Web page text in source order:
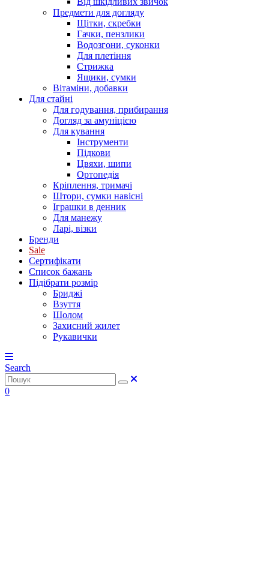
Предмети для догляду
Щітки, скребки
Гачки, пензлики
Водозгони, суконки
Для плетіння
Стрижка
Ящики, сумки
Вітаміни, добавки
Для стайні
Для годування, прибирання
Догляд за амуніцією
Для кування
Інструменти
Підкови
Цвяхи, шипи
Ортопедія
Кріплення, тримачі
Штори, сумки навісні
Іграшки в денник
Для манежу
Ларі, візки
Бренди
Sale
Сертифікати
Список бажань
Підібрати розмір
Бриджі
Взуття
Шолом
Захисний жилет
Рукавички
Search
0